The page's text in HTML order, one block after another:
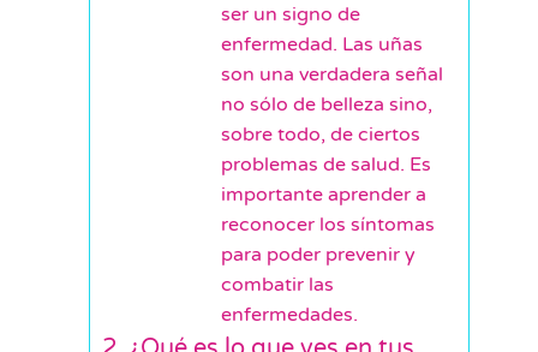
ser un signo de
enfermedad. Las uñas
son una verdadera señal
no sólo de belleza sino,
sobre todo, de ciertos
problemas de salud. Es
importante aprender a
reconocer los síntomas
para poder prevenir y
combatir las
enfermedades.